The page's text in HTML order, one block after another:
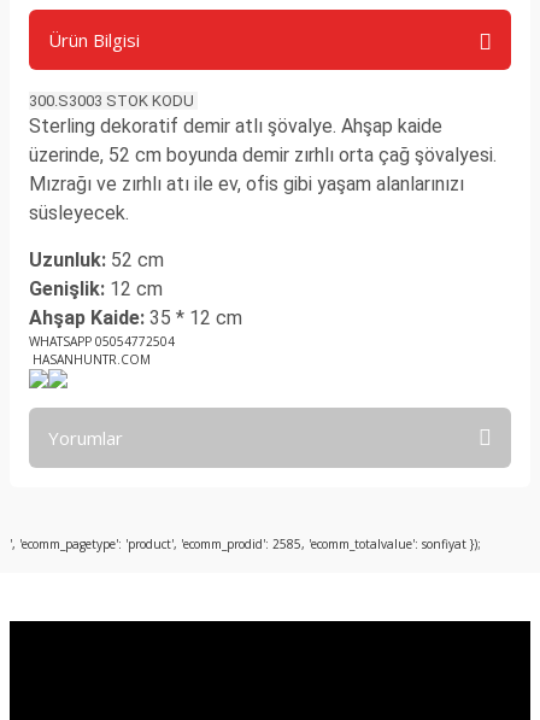
Ürün Bilgisi
300.S3003 STOK KODU
Sterling dekoratif demir atlı şövalye. Ahşap kaide
üzerinde, 52 cm boyunda demir zırhlı orta çağ şövalyesi.
Mızrağı ve zırhlı atı ile ev, ofis gibi yaşam alanlarınızı
süsleyecek.
Uzunluk: 52 cm
Genişlik: 12 cm
Ahşap Kaide: 35 * 12 cm
WHATSAPP 05054772504
HASANHUNTR.COM
Yorumlar
Bu ürüne ilk yorumu siz yapın!
', 'ecomm_pagetype': 'product', 'ecomm_prodid': 2585, 'ecomm_totalvalue': sonfiyat });